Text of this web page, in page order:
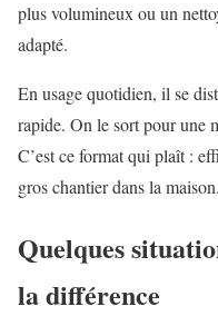
plus volumineux ou un
adapté.
En usage quotidien, il se
rapide. On le sort pour une
C’est ce format qui plaît :
gros chantier dans la maison.
Quelques
la différence